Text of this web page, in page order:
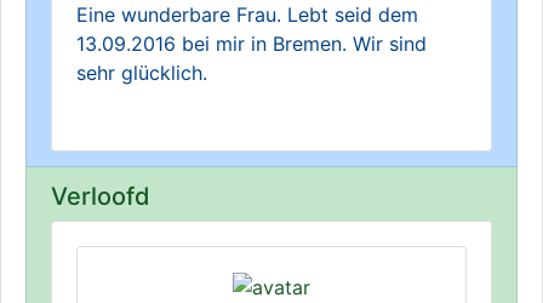
Eine wunderbare Frau. Lebt seid dem
13.09.2016 bei mir in Bremen. Wir sind
sehr glücklich.
Verloofd